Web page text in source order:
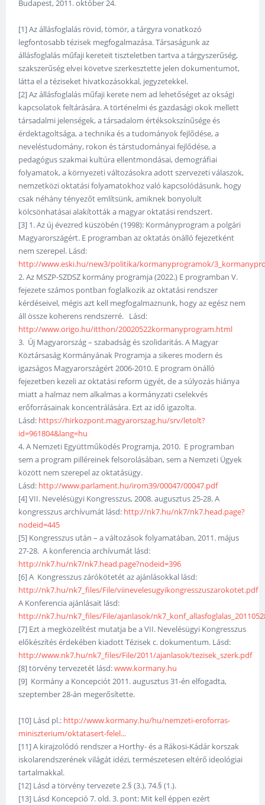
Budapest, 2011. október 24.
[1] Az állásfoglalás rövid, tömör, a tárgyra vonatkozó
legfontosabb tézisek megfogalmazása. Társaságunk az
állásfoglalás műfaji kereteit tiszteletben tartva a tárgyszerűség,
szakszerűség elvei követve szerkesztette jelen dokumentumot,
látta el a téziseket hivatkozásokkal, jegyzetekkel.
[2] Az állásfoglalás műfaji kerete nem ad lehetőséget az oksági
kapcsolatok feltárására. A történelmi és gazdasági okok mellett
társadalmi jelenségek, a társadalom értéksokszínűsége és
érdektagoltsága, a technika és a tudományok fejlődése, a
neveléstudomány, rokon és társtudományai fejlődése, a
pedagógus szakmai kultúra ellentmondásai, demográfiai
folyamatok, a környezeti változásokra adott szervezeti válaszok,
nemzetközi oktatási folyamatokhoz való kapcsolódásunk, hogy
csak néhány tényezőt említsünk, amiknek bonyolult
kölcsönhatásai alakították a magyar oktatási rendszert.
[3] 1. Az új évezred küszöbén (1998): Kormányprogram a polgári
Magyarországért. E programban az oktatás önálló fejezetként
nem szerepel. Lásd:
http://www.eski.hu/new3/politika/kormanyprogramok/
2. Az MSZP-SZDSZ kormány programja (2022.) E programban V.
fejezete számos pontban foglalkozik az oktatási rendszer
kérdéseivel, mégis azt kell megfogalmaznunk, hogy az egész nem
áll össze koherens rendszerré. Lásd:
http://www.origo.hu/itthon/20020522kormanyprogram.html
3. Új Magyarország – szabadság és szolidaritás. A Magyar
Köztársaság Kormányának Programja a sikeres modern és
igazságos Magyarországért 2006-2010. E program önálló
fejezetben kezeli az oktatási reform ügyét, de a súlyozás hiánya
miatt a halmaz nem alkalmas a kormányzati cselekvés
erőforrásainak koncentrálására. Ezt az idő igazolta.
Lásd: https://hirkozpont.magyarorszag.hu/srv/letolt?
id=961804&lang=hu
4. A Nemzeti Együttműködés Programja, 2010. E programban
sem a program pilléreinek felsorolásában, sem a Nemzeti Ügyek
között nem szerepel az oktatásügy.
Lásd: http://www.parlament.hu/irom39/00047/00047.pdf
[4] VII. Nevelésügyi Kongresszus, 2008. augusztus 25-28. A
kongresszus archívumát lásd: http://nk7.hu/nk7/nk7.head.page?
nodeid=445
[5] Kongresszus után – a változások folyamatában, 2011. május
27-28. A konferencia archívumát lásd:
http://nk7.hu/nk7/nk7.head.page?nodeid=396
[6] A Kongresszus zárókötetét az ajánlásokkal lásd:
http://nk7.hu/nk7_files/File/viinevelesugyikongresszuszarokotet.pdf
A Konferencia ajánlásait lásd:
http://nk7.hu/nk7_files/File/ajanlasok/
[7] Ezt a megközelítést mutatja be a VII. Nevelésügyi Kongresszus
előkészítés érdekében kiadott Tézisek c. dokumentum. Lásd:
http://www.nk7.hu/nk7_files/File/2011/ajanlasok/tezisek_szerk.pdf
[8] törvény tervezetét lásd:www.kormany.hu
[9] Kormány a Koncepciót 2011. augusztus 31-én elfogadta,
szeptember 28-án megerősítette.
[10] Lásd pl.: http://www.kormany.hu/hu/nemzeti-eroforras-
miniszterium/oktatasert-felel...
[11] A kirajzolódó rendszer a Horthy- és a Rákosi-Kádár korszak
iskolarendszerének világát idézi, természetesen eltérő ideológiai
tartalmakkal.
[12] Lásd a törvény tervezete 2.§ (3.), 74.§ (1.).
[13] Lásd Koncepció 7. old. 3. pont: Mit kell éppen ezért